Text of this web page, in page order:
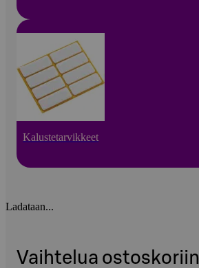
Kalustetarvikkeet
Ladataan...
Vaihtelua ostoskoriin